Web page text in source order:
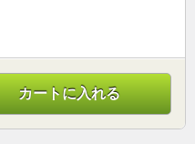
カートに入れる